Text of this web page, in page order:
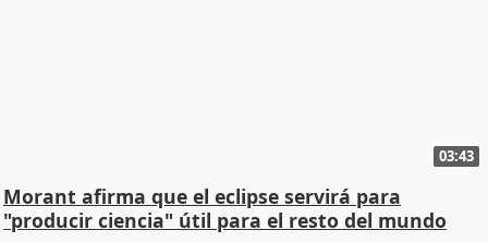
03:43
Morant afirma que el eclipse servirá para
"producir ciencia" útil para el resto del mundo